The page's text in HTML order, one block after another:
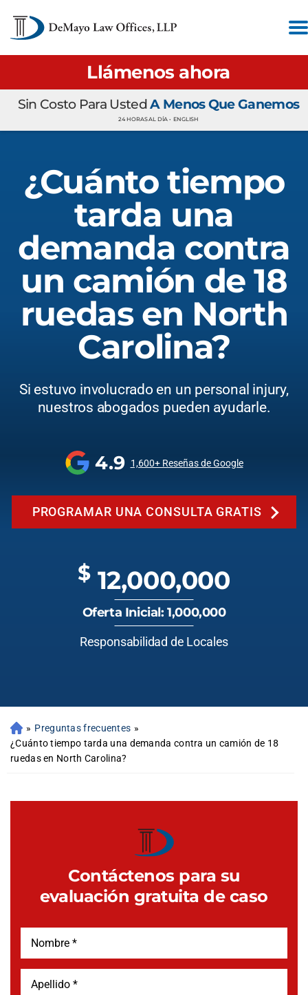
Llámenos ahora
Sin Costo Para UstedA Menos Que Ganemos
24 HORAS AL DÍA • ENGLISH
¿Cuánto tiempo
tarda una
demanda contra
un camión de 18
ruedas en North
Carolina?
Si estuvo involucrado en un personal injury,
nuestros abogados pueden ayudarle.
4.9 1,600+ Reseñas de Google
PROGRAMAR UNA CONSULTA GRATIS
$ 12,000,000
Oferta Inicial: 1,000,000
Responsabilidad de Locales
» Preguntas frecuentes »
¿Cuánto tiempo tarda una demanda contra un camión de 18
ruedas en North Carolina?
Contáctenos para su
evaluación gratuita de caso